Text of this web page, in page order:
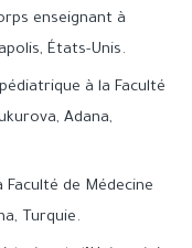
enseignant à
États-Unis.
à la Faculté
Adana,
de Médecine
Turquie.